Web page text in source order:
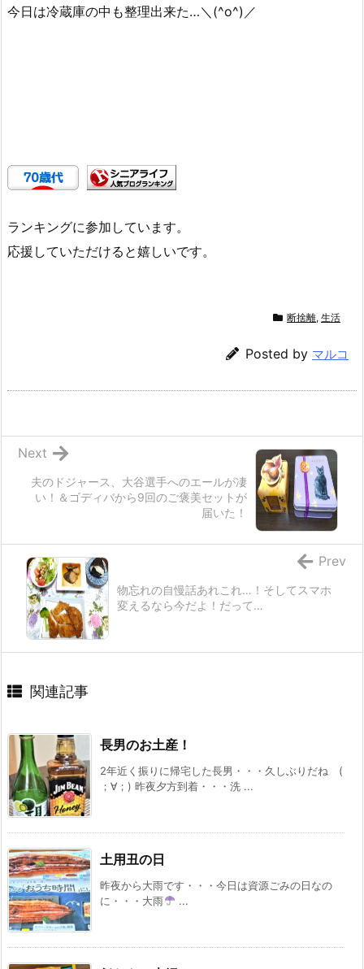
今日は冷蔵庫の中も整理出来た…＼(^o^)／
ランキングに参加しています。
応援していただけると嬉しいです。
断捨離, 生活
Posted by マルコ
夫のドジャース、大谷選手へのエールが凄
い！＆ゴディバから9回のご褒美セットが
届いた！
Next
物忘れの自慢話あれこれ…！そしてスマホ
変えるなら今だよ！だって…
Prev
関連記事
長男のお土産！
2年近く振りに帰宅した長男・・・久しぶりだね (
；∀；) 昨夜夕方到着・・・洗 ...
土用丑の日
昨夜から大雨です・・・今日は資源ごみの日なの
に・・・大雨
...